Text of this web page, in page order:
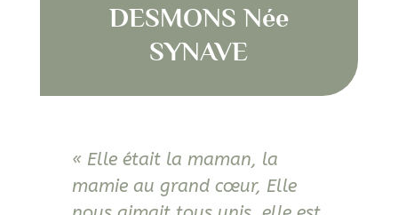
DESMONS Née
SYNAVE
« Elle était la maman, la
mamie au grand cœur, Elle